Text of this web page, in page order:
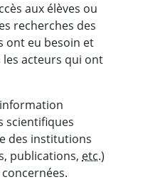
aux élèves ou
recherches des
ont eu besoin et
acteurs qui ont
scientifiques
des institutions
publications, etc.)